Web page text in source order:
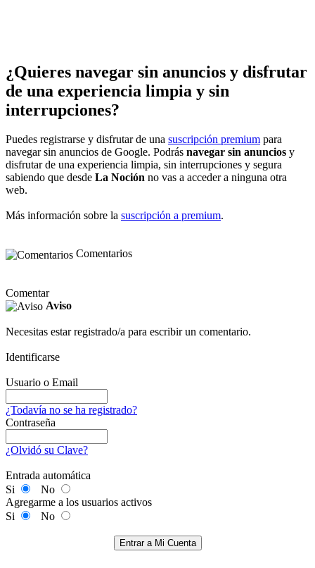
¿Quieres navegar sin anuncios y disfrutar
de una experiencia limpia y sin
interrupciones?
Puedes registrarse y disfrutar de una suscripción premium para
navegar sin anuncios de Google. Podrás navegar sin anuncios y
disfrutar de una experiencia limpia, sin interrupciones y segura
sabiendo que desde La Noción no vas a acceder a ninguna otra
web.
Más información sobre la suscripción a premium.
Comentarios
Comentar
Aviso
Necesitas estar registrado/a para escribir un comentario.
Identificarse
Usuario o Email
¿Todavía no se ha registrado?
Contraseña
¿Olvidó su Clave?
Entrada automática
Si
No
Agregarme a los usuarios activos
Si
No
Entrar a Mi Cuenta